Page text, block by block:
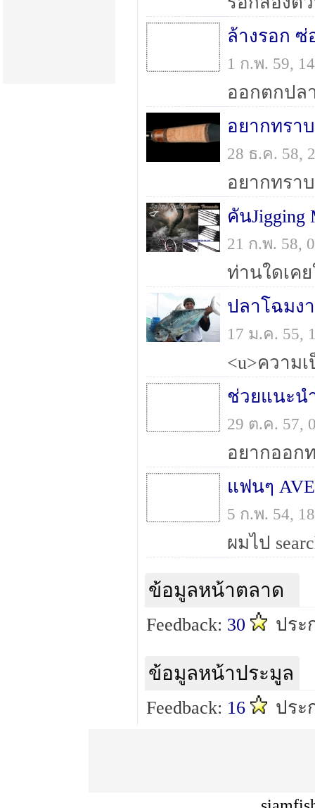
ล้างรอก
1 ก.พ. 59,
28 ธ.ค. 58,
คันJigging
21 ก.พ. 58,
17 ม.ค. 55,
29 ต.ค. 57,
แฟนๆ
5 ก.พ. 54,
ข้อมูลหน้าตลาด
Feedback: 30 ประ
ข้อมูลหน้าประมูล
Feedback: 16 ประ